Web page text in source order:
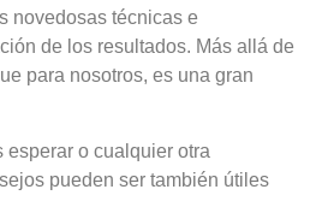
novedosas técnicas e
de los resultados. Más allá de
para nosotros, es una gran
esperar o cualquier otra
pueden ser también útiles